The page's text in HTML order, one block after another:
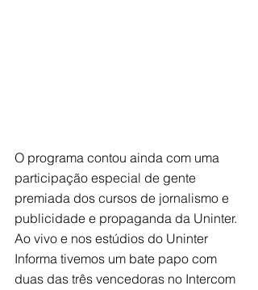
O programa contou ainda com uma
participação especial de gente
premiada dos cursos de jornalismo e
publicidade e propaganda da Uninter.
Ao vivo e nos estúdios do Uninter
Informa tivemos um bate papo com
duas das três vencedoras no Intercom